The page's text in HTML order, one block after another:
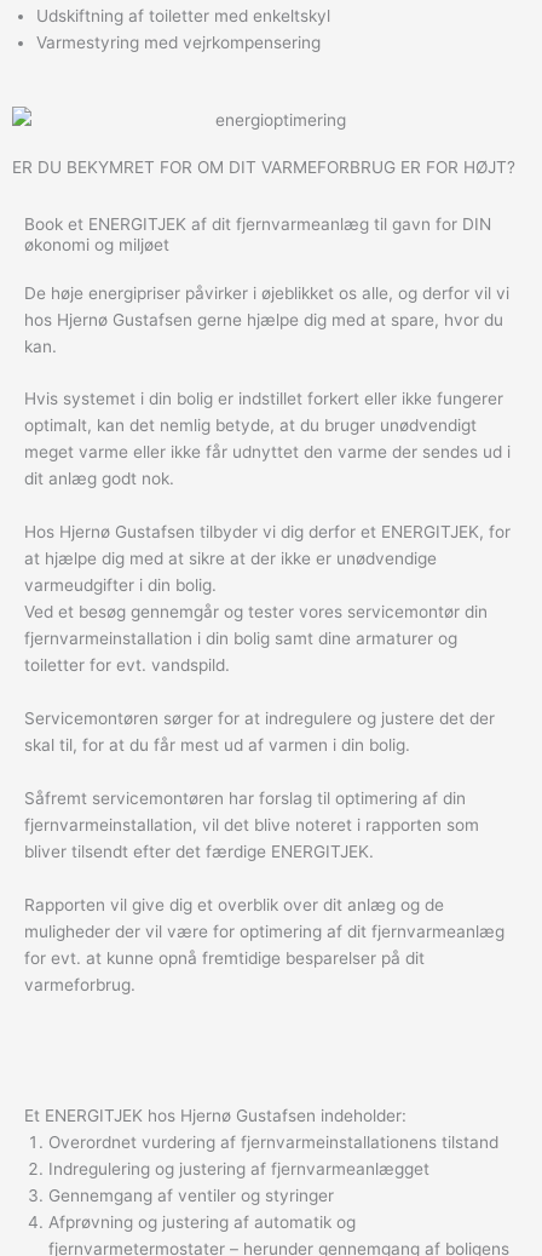
Udskiftning af toiletter med enkeltskyl
Varmestyring med vejrkompensering
ER DU BEKYMRET FOR OM DIT VARMEFORBRUG ER FOR HØJT?
Book et ENERGITJEK af dit fjernvarmeanlæg til gavn for DIN
økonomi og miljøet
De høje energipriser påvirker i øjeblikket os alle, og derfor vil vi
hos Hjernø Gustafsen gerne hjælpe dig med at spare, hvor du
kan.
Hvis systemet i din bolig er indstillet forkert eller ikke fungerer
optimalt, kan det nemlig betyde, at du bruger unødvendigt
meget varme eller ikke får udnyttet den varme der sendes ud i
dit anlæg godt nok.
Hos Hjernø Gustafsen tilbyder vi dig derfor et ENERGITJEK, for
at hjælpe dig med at sikre at der ikke er unødvendige
varmeudgifter i din bolig.
Ved et besøg gennemgår og tester vores servicemontør din
fjernvarmeinstallation i din bolig samt dine armaturer og
toiletter for evt. vandspild.
Servicemontøren sørger for at indregulere og justere det der
skal til, for at du får mest ud af varmen i din bolig.
Såfremt servicemontøren har forslag til optimering af din
fjernvarmeinstallation, vil det blive noteret i rapporten som
bliver tilsendt efter det færdige ENERGITJEK.
Rapporten vil give dig et overblik over dit anlæg og de
muligheder der vil være for optimering af dit fjernvarmeanlæg
for evt. at kunne opnå fremtidige besparelser på dit
varmeforbrug.
Et ENERGITJEK hos Hjernø Gustafsen indeholder:
Overordnet vurdering af fjernvarmeinstallationens tilstand
Indregulering og justering af fjernvarmeanlægget
Gennemgang af ventiler og styringer
Afprøvning og justering af automatik og
fjernvarmetermostater – herunder gennemgang af boligens